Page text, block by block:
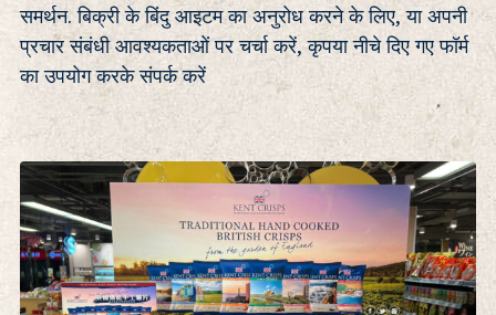
समर्थन. बिक्री के बिंदु आइटम का अनुरोध करने के लिए, या अपनी
प्रचार संबंधी आवश्यकताओं पर चर्चा करें, कृपया नीचे दिए गए फॉर्म
का उपयोग करके संपर्क करें